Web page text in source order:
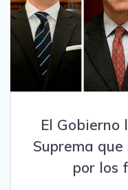
El Gobierno
Suprema
por los